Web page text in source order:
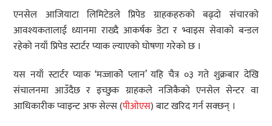
एनसेल आजियाटा लिमिटेडले प्रिपेड ग्राहकहरुको बढ्दो संचारको
आवश्यकतालाई ध्यानमा राख्दै आकर्षक डेटा र भ्वाइस सेवाको बन्डल
रहेको नयाँ प्रिपेड स्टार्टर प्याक ल्याएको घोषणा गरेको छ ।
यस नयाँ स्टार्टर प्याक ‘मज्जाकोे प्लान’ यहि चैत्र ०३ गते शुक्रबार देखि
संचालनमा आउँदैछ र इच्छुक ग्राहकले नजिकैको एनसेल सेन्टर वा
आधिकारीक प्वाइन्ट अफ सेल्स (पीओएस) बाट खरिद गर्न सक्छन् ।